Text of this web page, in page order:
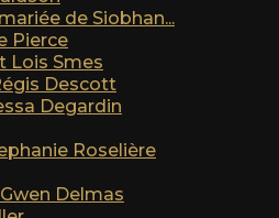
de Siobhan...
Pierce
Lois Smes
Descott
Degardin
Roselière
Delmas